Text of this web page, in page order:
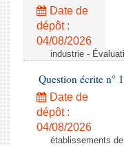
Date de
dépôt :
04/08/2026
industrie -
Question écrite n°
Date de
dépôt :
04/08/2026
établissements